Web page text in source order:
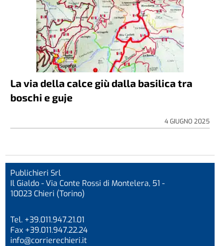
La via della calce giù dalla basilica tra
boschi e guje
4 GIUGNO 2025
Publichieri Srl
Il Gialdo - Via Conte Rossi di Montelera, 51 -
10023 Chieri (Torino)
Tel. +39.011.947.21.01
Fax +39.011.947.22.24
info@corrierechieri.it